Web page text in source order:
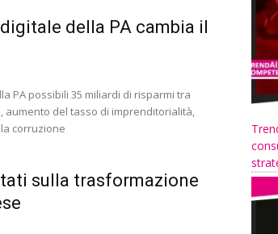
della PA cambia il
PA possibili 35 miliardi di risparmi tra
aumento del tasso di imprenditorialità,
corruzione
sulla trasformazione